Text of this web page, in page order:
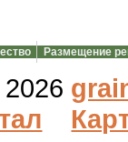
Размещение